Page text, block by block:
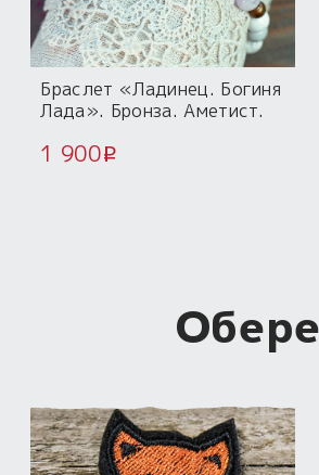
Браслет «Ладинец. Богиня
Лада». Бронза. Аметист.
1 900i